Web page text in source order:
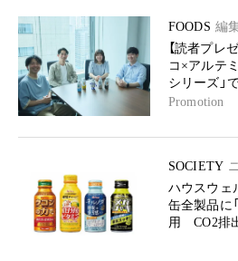
FOODS 編
【読者プレ
コ×アルテ
シリーズ」
Promotion
SOCIETY
ハウスウェ
缶全製品に
用 CO2排